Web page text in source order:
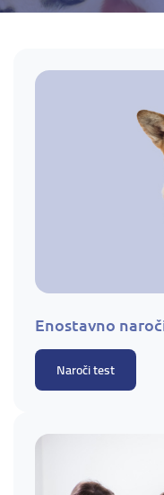
Enostavno
Naroči test